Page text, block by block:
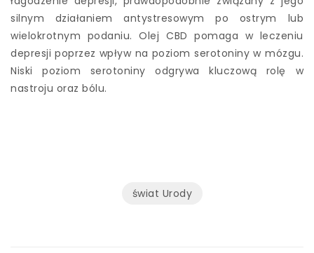
silnym działaniem antystresowym po ostrym lub
wielokrotnym podaniu. Olej CBD pomaga w leczeniu
depresji poprzez wpływ na poziom serotoniny w mózgu.
Niski poziom serotoniny odgrywa kluczową rolę w
nastroju oraz bólu.
świat Urody